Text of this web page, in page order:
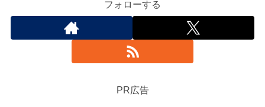
フォローする
PR広告